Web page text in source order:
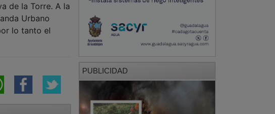
de la Torre. A la
Urbano
lo tanto el
PUBLICIDAD